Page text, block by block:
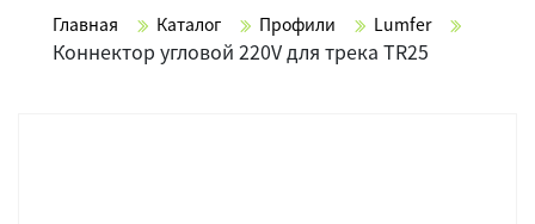
Главная Каталог Профили Lumfer
Коннектор угловой 220V для трека TR25